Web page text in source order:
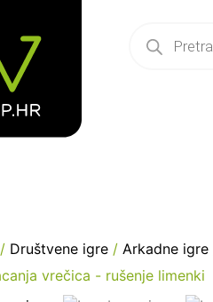
/ Društvene igre / Arkadne igre